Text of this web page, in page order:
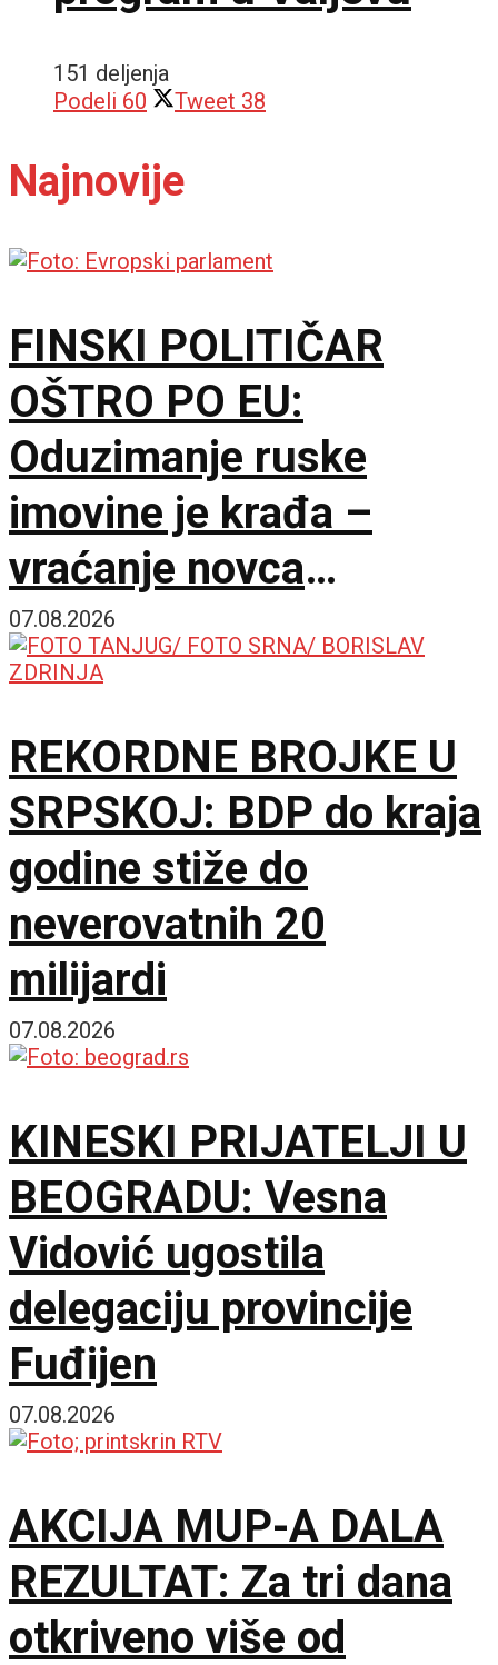
151 deljenja
Podeli 60 Tweet 38
Najnovije
FINSKI POLITIČAR
OŠTRO PO EU:
Oduzimanje ruske
imovine je krađa –
vraćanje novca
omogućilo bi mir u
Ukrajini
07.08.2026
REKORDNE BROJKE U
SRPSKOJ: BDP do kraja
godine stiže do
neverovatnih 20
milijardi
07.08.2026
KINESKI PRIJATELJI U
BEOGRADU: Vesna
Vidović ugostila
delegaciju provincije
Fuđijen
07.08.2026
AKCIJA MUP-A DALA
REZULTAT: Za tri dana
otkriveno više od